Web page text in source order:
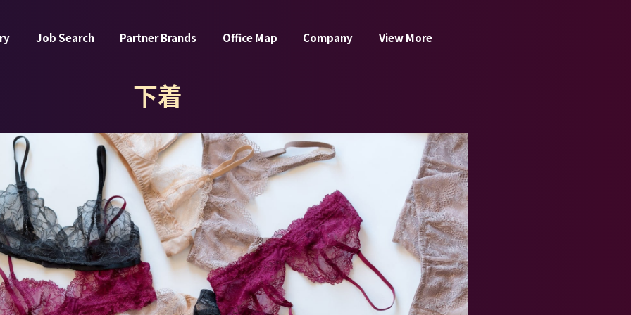
Job Search Partner Brands Office Map Company View More
下着